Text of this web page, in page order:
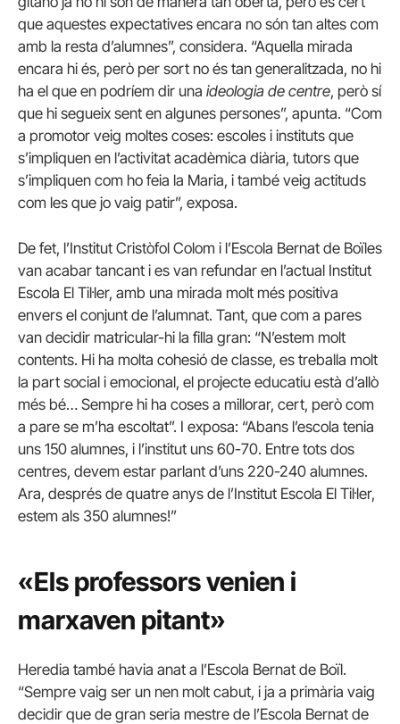
que aquestes expectatives encara no són tan altes com
amb la resta d’alumnes”, considera. “Aquella mirada
encara hi és, però per sort no és tan generalitzada, no hi
ha el que en podríem dir una ideologia de centre, però sí
que hi segueix sent en algunes persones”, apunta. “Com
a promotor veig moltes coses: escoles i instituts que
s’impliquen en l’activitat acadèmica diària, tutors que
s’impliquen com ho feia la Maria, i també veig actituds
com les que jo vaig patir”, exposa.
De fet, l’Institut Cristòfol Colom i l’Escola Bernat de Boïles
van acabar tancant i es van refundar en l’actual Institut
Escola El Til·ler, amb una mirada molt més positiva
envers el conjunt de l’alumnat. Tant, que com a pares
van decidir matricular-hi la filla gran: “N’estem molt
contents. Hi ha molta cohesió de classe, es treballa molt
la part social i emocional, el projecte educatiu està d’allò
més bé… Sempre hi ha coses a millorar, cert, però com
a pare se m’ha escoltat”. I exposa: “Abans l’escola tenia
uns 150 alumnes, i l’institut uns 60-70. Entre tots dos
centres, devem estar parlant d’uns 220-240 alumnes.
Ara, després de quatre anys de l’Institut Escola El Til·ler,
estem als 350 alumnes!”
«Els professors venien i
marxaven pitant»
Heredia també havia anat a l’Escola Bernat de Boïl.
“Sempre vaig ser un nen molt cabut, i ja a primària vaig
decidir que de gran seria mestre de l’Escola Bernat de